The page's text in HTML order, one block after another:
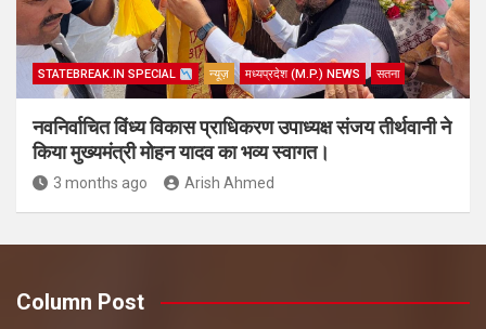
STATEBREAK.IN SPECIAL न्यूज़ मध्यप्रदेश (M.P.) NEWS सतना
नवनिर्वाचित विंध्य विकास प्राधिकरण उपाध्यक्ष संजय तीर्थवानी ने
किया मुख्यमंत्री मोहन यादव का भव्य स्वागत।
3 months ago Arish Ahmed
Column Post